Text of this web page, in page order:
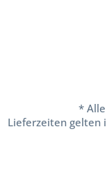
*
Lieferzeiten gelten